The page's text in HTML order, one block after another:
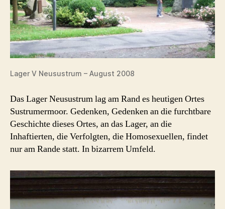
Lager V Neusustrum – August 2008
Das Lager Neusustrum lag am Rand es heutigen Ortes
Sustrumermoor. Gedenken, Gedenken an die furchtbare
Geschichte dieses Ortes, an das Lager, an die
Inhaftierten, die Verfolgten, die Homosexuellen, findet
nur am Rande statt. In bizarrem Umfeld.